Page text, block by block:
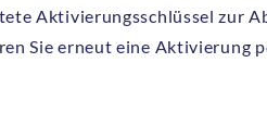
Aktivierungsschlüssel zur
Sie erneut eine Aktivierung